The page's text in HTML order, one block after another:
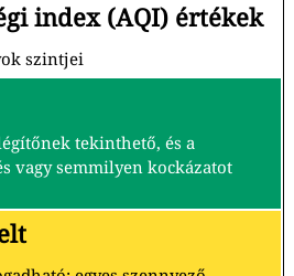
index (AQI) értékek
szintjei
tekinthető, és a
vagy semmilyen kockázatot